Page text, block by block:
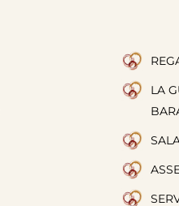
LA